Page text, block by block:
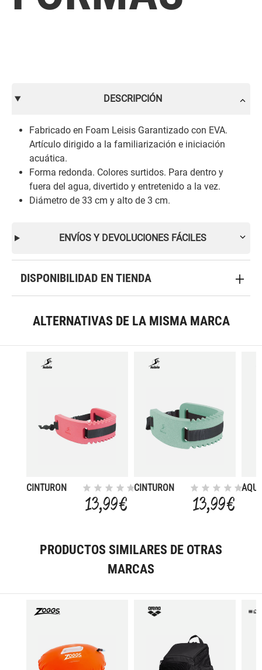
DESCRIPCIÓN
Fabricado en Foam Leisis Garantizado con EVA.
Artículo dirigido a la familiarización e iniciación
acuática.
Forma redonda. Colores surtidos. Para dentro y
fuera del agua, divertido y entretenido a la vez.
Diámetro de 33 cm y alto de 3 cm.
ENVÍOS Y DEVOLUCIONES FÁCILES
DISPONIBILIDAD EN TIENDA
ALTERNATIVAS DE LA MISMA MARCA
CINTURON
13,99 €
CINTURON
13,99 €
PRODUCTOS SIMILARES DE OTRAS
MARCAS